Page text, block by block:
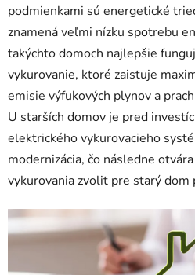
podmienkami sú energetické
znamená veľmi nízku spotrebu
takýchto domoch najlepšie
vykurovanie, ktoré zaisťuje
emisie výfukových plynov a
U starších domov je pred
elektrického vykurovacieho
modernizácia, čo následne
vykurovania zvoliť pre starý